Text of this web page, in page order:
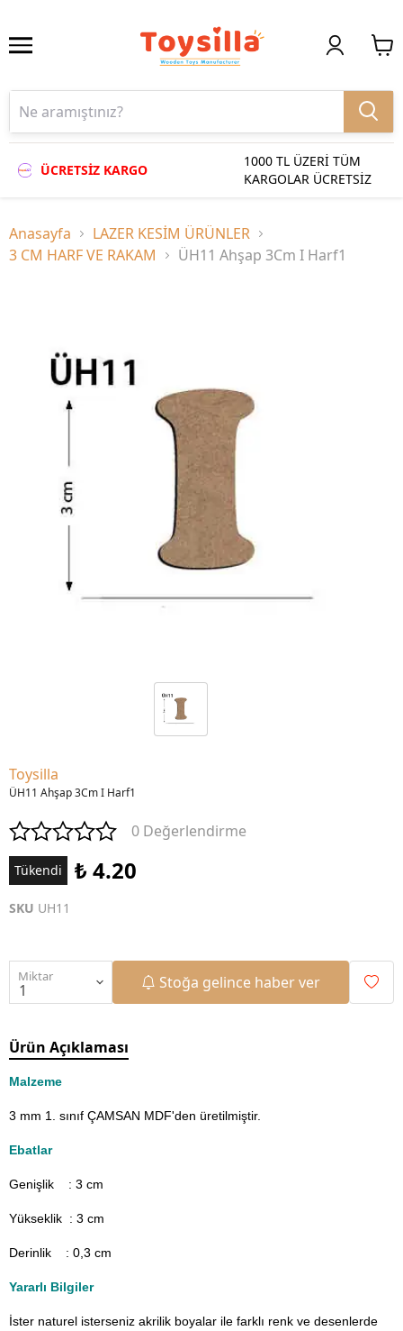
ÜCRETSİZ KARGO
1000 TL ÜZERİ TÜM
KARGOLAR ÜCRETSİZ
Anasayfa
LAZER KESİM ÜRÜNLER
3 CM HARF VE RAKAM
ÜH11 Ahşap 3Cm I Harf1
Toysilla
ÜH11 Ahşap 3Cm I Harf1
0 Değerlendirme
Tükendi ₺ 4.20
SKU UH11
Miktar Stoğa gelince haber ver
Ürün Açıklaması
Malzeme
3 mm 1. sınıf ÇAMSAN MDF'den üretilmiştir.
Ebatlar
Genişlik : 3 cm
Yükseklik : 3 cm
Derinlik : 0,3 cm
Yararlı Bilgiler
İster naturel isterseniz akrilik boyalar ile farklı renk ve desenlerde